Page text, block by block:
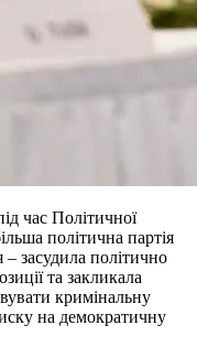
час Політичної
політична партія
засудила політично
та закликала
кримінальну
на демократичну